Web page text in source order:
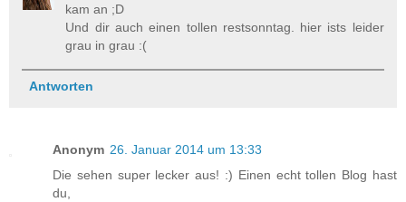
kam an ;D
Und dir auch einen tollen restsonntag. hier ists leider
grau in grau :(
Antworten
Anonym 26. Januar 2014 um 13:33
Die sehen super lecker aus! :) Einen echt tollen Blog hast
du,